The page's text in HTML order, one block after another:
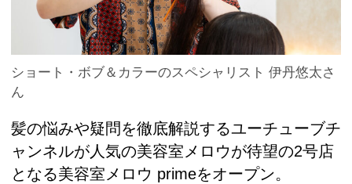
ショート・ボブ＆カラーのスペシャリスト 伊丹悠太さ
ん
髪の悩みや疑問を徹底解説するユーチューブチ
ャンネルが人気の美容室メロウが待望の2号店
となる美容室メロウ primeをオープン。